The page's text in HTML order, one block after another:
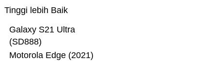
Tinggi lebih Baik
Motorola Edge (2021)
Galaxy S21 Ultra
(SD888)